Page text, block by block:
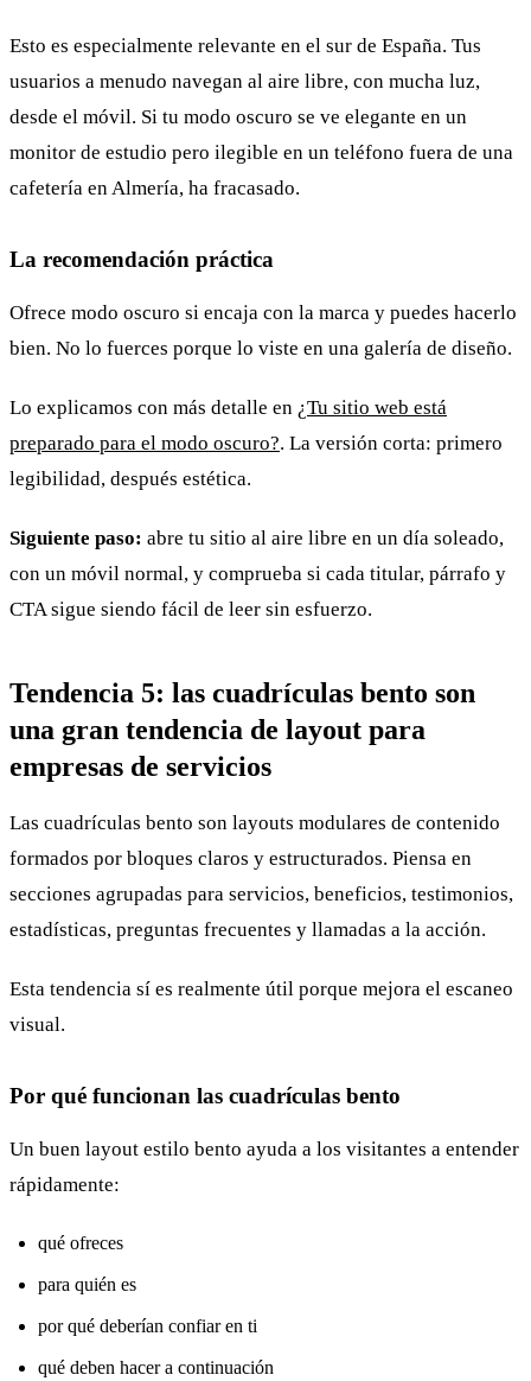
Esto es especialmente relevante en el sur de España. Tus
usuarios a menudo navegan al aire libre, con mucha luz,
desde el móvil. Si tu modo oscuro se ve elegante en un
monitor de estudio pero ilegible en un teléfono fuera de una
cafetería en Almería, ha fracasado.
La recomendación práctica
Ofrece modo oscuro si encaja con la marca y puedes hacerlo
bien. No lo fuerces porque lo viste en una galería de diseño.
Lo explicamos con más detalle en ¿Tu sitio web está
preparado para el modo oscuro?. La versión corta: primero
legibilidad, después estética.
Siguiente paso: abre tu sitio al aire libre en un día soleado,
con un móvil normal, y comprueba si cada titular, párrafo y
CTA sigue siendo fácil de leer sin esfuerzo.
Tendencia 5: las cuadrículas bento son
una gran tendencia de layout para
empresas de servicios
Las cuadrículas bento son layouts modulares de contenido
formados por bloques claros y estructurados. Piensa en
secciones agrupadas para servicios, beneficios, testimonios,
estadísticas, preguntas frecuentes y llamadas a la acción.
Esta tendencia sí es realmente útil porque mejora el escaneo
visual.
Por qué funcionan las cuadrículas bento
Un buen layout estilo bento ayuda a los visitantes a entender
rápidamente:
qué ofreces
para quién es
por qué deberían confiar en ti
qué deben hacer a continuación